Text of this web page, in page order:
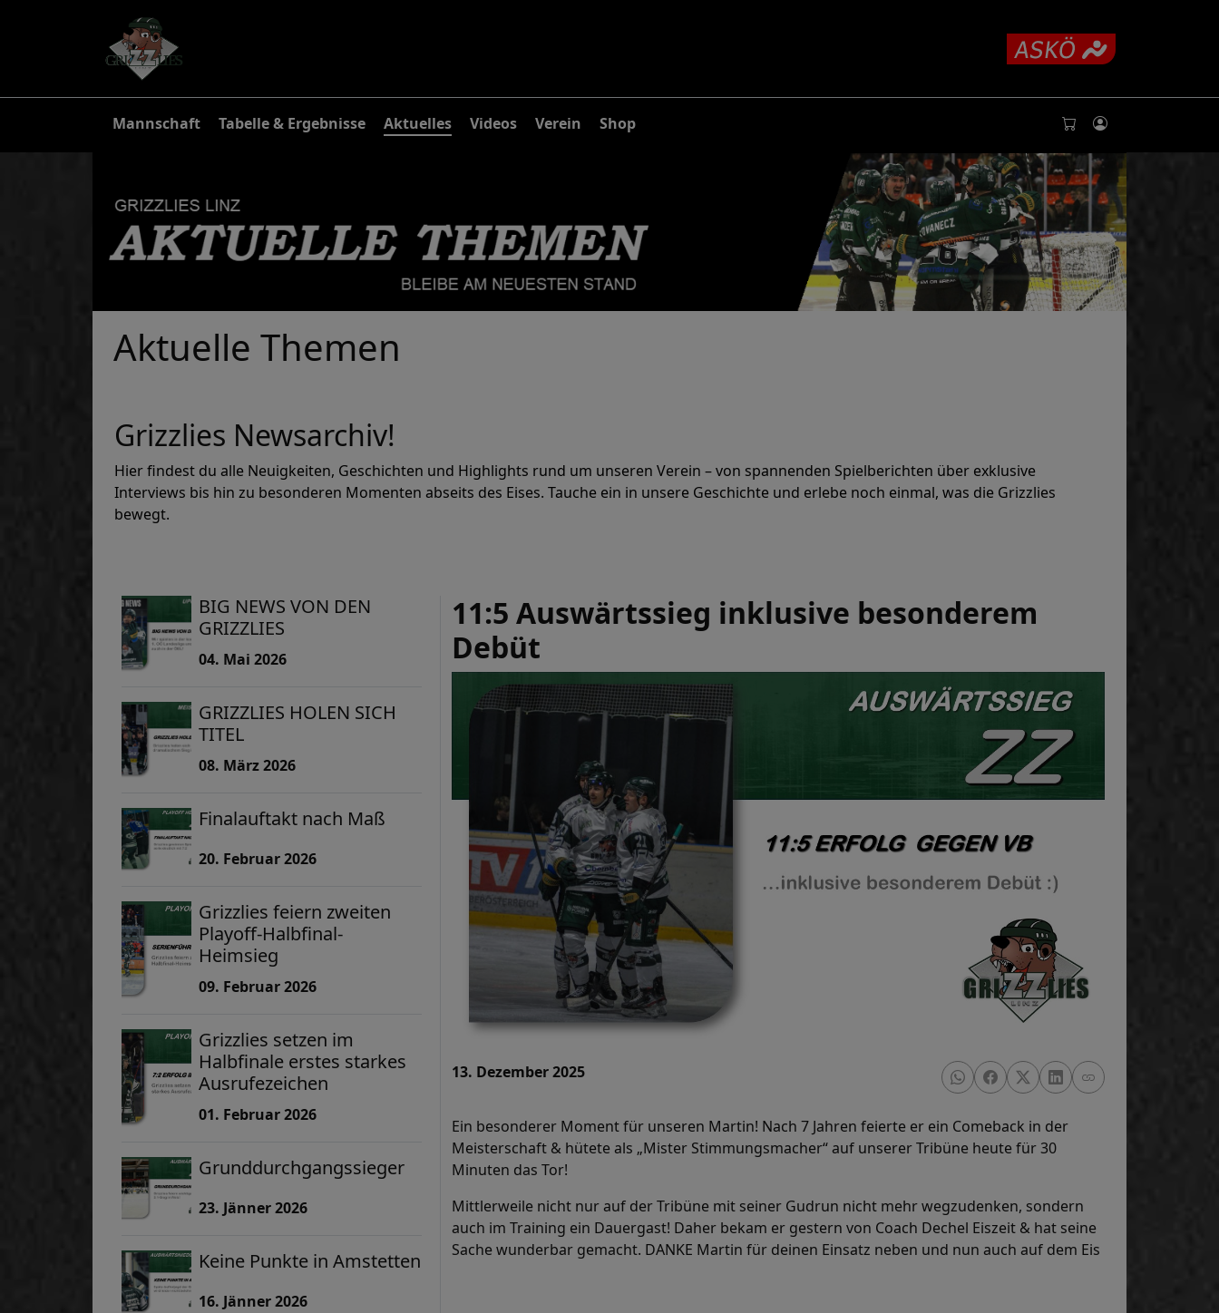
Mannschaft Tabelle & Ergebnisse Aktuelles Videos Verein Shop
Aktuelle Themen
Grizzlies Newsarchiv!
Hier findest du alle Neuigkeiten, Geschichten und Highlights rund um unseren Verein – von spannenden Spielberichten über exklusive
Interviews bis hin zu besonderen Momenten abseits des Eises. Tauche ein in unsere Geschichte und erlebe noch einmal, was die Grizzlies
bewegt.
BIG NEWS VON DEN
GRIZZLIES
04. Mai 2026
GRIZZLIES HOLEN SICH
TITEL
08. März 2026
Finalauftakt nach Maß
20. Februar 2026
Grizzlies feiern zweiten
Playoff-Halbfinal-
Heimsieg
09. Februar 2026
Grizzlies setzen im
Halbfinale erstes starkes
Ausrufezeichen
01. Februar 2026
Grunddurchgangssieger
23. Jänner 2026
Keine Punkte in Amstetten
16. Jänner 2026
11:5 Auswärtssieg inklusive besonderem
Debüt
13. Dezember 2025
Ein besonderer Moment für unseren Martin! Nach 7 Jahren feierte er ein Comeback in der
Meisterschaft & hütete als „Mister Stimmungsmacher“ auf unserer Tribüne heute für 30
Minuten das Tor!
Mittlerweile nicht nur auf der Tribüne mit seiner Gudrun nicht mehr wegzudenken, sondern
auch im Training ein Dauergast! Daher bekam er gestern von Coach Dechel Eiszeit & hat seine
Sache wunderbar gemacht. DANKE Martin für deinen Einsatz neben und nun auch auf dem Eis